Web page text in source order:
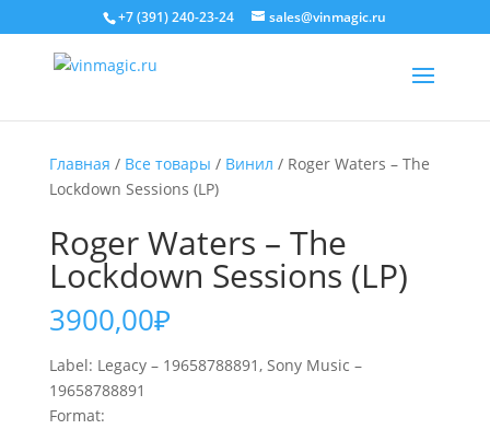
+7 (391) 240-23-24 sales@vinmagic.ru
Главная / Все товары / Винил / Roger Waters – The
Lockdown Sessions (LP)
Roger Waters – The
Lockdown Sessions (LP)
3900,00₽
Label: Legacy – 19658788891, Sony Music –
19658788891
Format: